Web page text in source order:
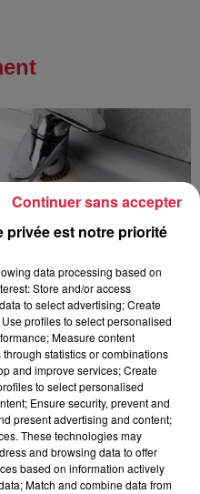
sort des robinets
de Hoerdt ont vu de
Face aux
a pris...
privée est notre priorité
data processing based on
Store and/or access
to select advertising; Create
profiles to select personalised
Measure content
statistics or combinations
and improve services; Create
to select personalised
Ensure security, prevent and
present advertising and content;
These technologies may
and browsing data to offer
based on information actively
Match and combine data from
Continuer sans accepter